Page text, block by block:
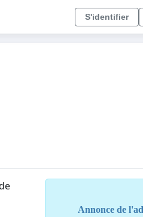
S'identifier
Annonce de